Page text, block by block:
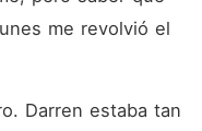
me revolvió el
Darren estaba tan